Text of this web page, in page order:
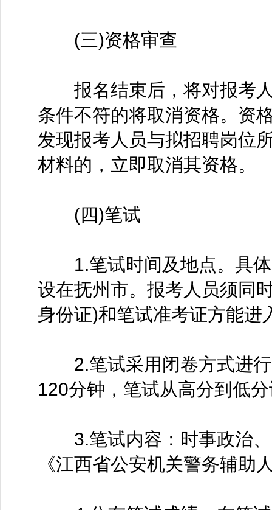
(三)资格审查
报名结束后，将对报考人
条件不符的将取消资格。资
发现报考人员与拟招聘岗位
材料的，立即取消其资格。
(四)笔试
1.笔试时间及地点。具体
设在抚州市。报考人员须同
身份证)和笔试准考证方能进
2.笔试采用闭卷方式进行
120分钟，笔试从高分到低
3.笔试内容：时事政治、
《江西省公安机关警务辅助